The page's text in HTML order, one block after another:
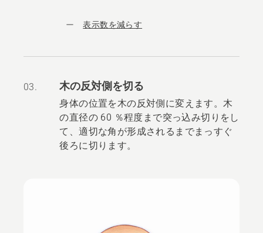
表示数を減らす
03. 木の反対側を切る
身体の位置を木の反対側に変えます。木
の直径の 60 ％程度まで突っ込み切りをし
て、適切な角が形成されるまでまっすぐ
後ろに切ります。